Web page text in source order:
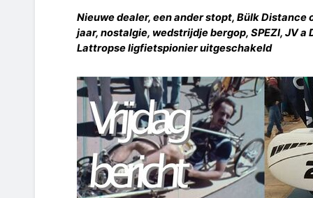
Nieuwe dealer, een ander stopt, Bülk
jaar, nostalgie, wedstrijdje bergop, SPEZI, JV
Lattropse ligfietspionier uitgeschakeld